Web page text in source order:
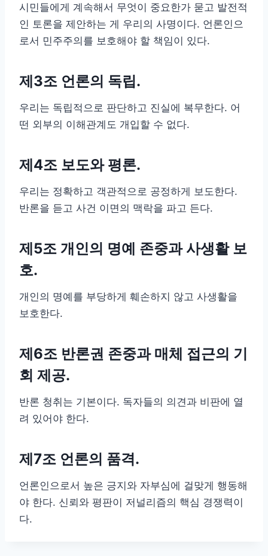
시민들에게 계속해서 무엇이 중요한가 묻고 발전적
인 토론을 제안하는 게 우리의 사명이다. 언론인으
로서 민주주의를 보호해야 할 책임이 있다.
제3조 언론의 독립.
우리는 독립적으로 판단하고 진실에 복무한다. 어
떤 외부의 이해관계도 개입할 수 없다.
제4조 보도와 평론.
우리는 정확하고 객관적으로 공정하게 보도한다.
반론을 듣고 사건 이면의 맥락을 파고 든다.
제5조 개인의 명예 존중과 사생활 보
호.
개인의 명예를 부당하게 훼손하지 않고 사생활을
보호한다.
제6조 반론권 존중과 매체 접근의 기
회 제공.
반론 청취는 기본이다. 독자들의 의견과 비판에 열
려 있어야 한다.
제7조 언론의 품격.
언론인으로서 높은 긍지와 자부심에 걸맞게 행동해
야 한다. 신뢰와 평판이 저널리즘의 핵심 경쟁력이
다.